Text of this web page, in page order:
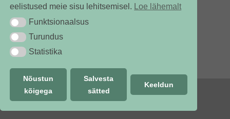
eelistused meie sisu lehitsemisel. Loe lähemalt
Funktsionaalsus
Funktsionaalsus
TurundusTurundus
StatistikaStatistika
Nõustun
kõigega
Salvesta
sätted
Keeldun
© vitamiinikuller.ee 2018